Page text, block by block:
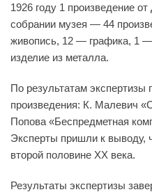
1926 году 1 произведение
собрании музея — 44
живопись, 12 — графика, 1
изделие из металла.
По результатам
произведения: К. Малевич
Попова «Беспредметная
Эксперты пришли к выводу,
второй половине XX века.
Результаты экспертизы